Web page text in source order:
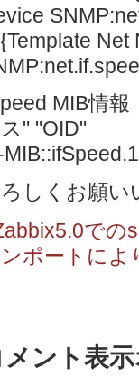
MIB情
" "OID"
しくお願い
での
ポートによ
メント表